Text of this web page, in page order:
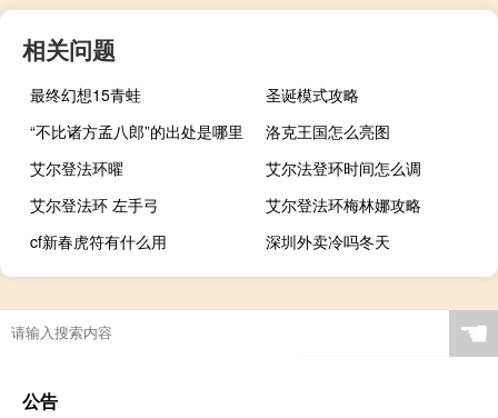
相关问题
最终幻想15青蛙
圣诞模式攻略
“不比诸方孟八郎”的出处是哪里
洛克王国怎么亮图
艾尔登法环曜
艾尔法登环时间怎么调
艾尔登法环 左手弓
艾尔登法环梅林娜攻略
cf新春虎符有什么用
深圳外卖冷吗冬天
☚
公告